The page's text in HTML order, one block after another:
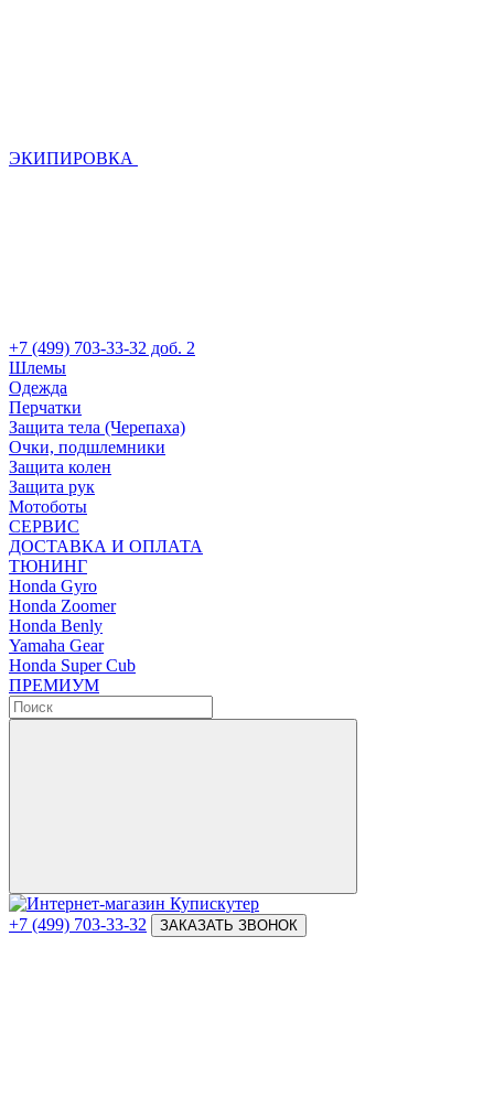
ЭКИПИРОВКА
+7 (499) 703-33-32 доб. 2
Шлемы
Одежда
Перчатки
Защита тела (Черепаха)
Очки, подшлемники
Защита колен
Защита рук
Мотоботы
СЕРВИС
ДОСТАВКА И ОПЛАТА
ТЮНИНГ
Honda Gyro
Honda Zoomer
Honda Benly
Yamaha Gear
Honda Super Cub
ПРЕМИУМ
+7 (499) 703-33-32 ЗАКАЗАТЬ ЗВОНОК